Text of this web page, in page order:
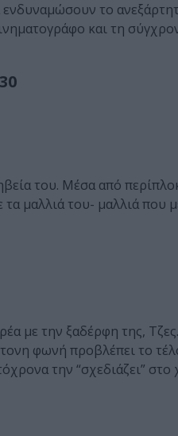
το
και τη
του. Μέσα από
μαλλιά του- μαλλιά που
με την ξαδέρφη της,
φωνή προβλέπει το
την “σχεδιάζει” στο